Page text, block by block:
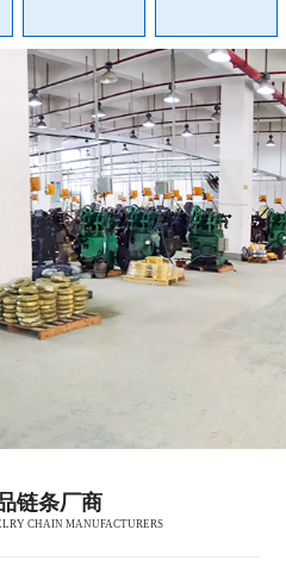
链条厂商
CHAIN MANUFACTURERS